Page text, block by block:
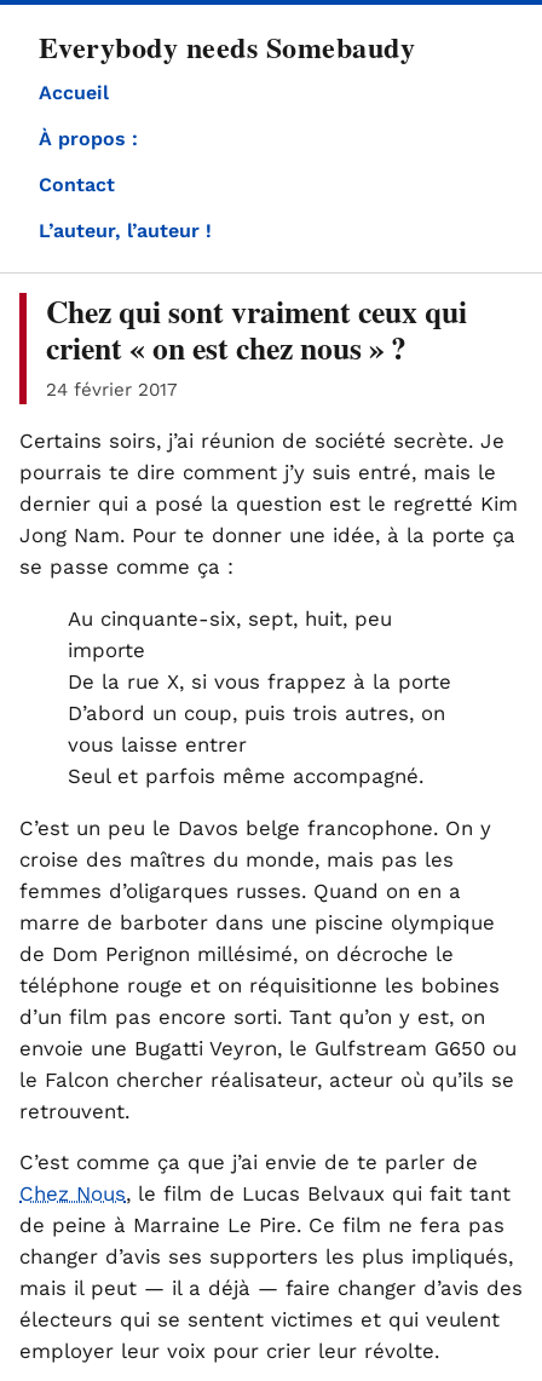
Everybody needs Somebaudy
Accueil
À propos :
Contact
L’auteur, l’auteur !
Chez qui sont vraiment ceux qui
crient « on est chez nous » ?
24 février 2017
Certains soirs, j’ai réunion de société secrète. Je
pourrais te dire comment j’y suis entré, mais le
dernier qui a posé la question est le regretté Kim
Jong Nam. Pour te donner une idée, à la porte ça
se passe comme ça :
Au cinquante-six, sept, huit, peu
importe
De la rue X, si vous frappez à la porte
D’abord un coup, puis trois autres, on
vous laisse entrer
Seul et parfois même accompagné.
C’est un peu le Davos belge francophone. On y
croise des maîtres du monde, mais pas les
femmes d’oligarques russes. Quand on en a
marre de barboter dans une piscine olympique
de Dom Perignon millésimé, on décroche le
téléphone rouge et on réquisitionne les bobines
d’un film pas encore sorti. Tant qu’on y est, on
envoie une Bugatti Veyron, le Gulfstream G650 ou
le Falcon chercher réalisateur, acteur où qu’ils se
retrouvent.
C’est comme ça que j’ai envie de te parler de
Chez Nous, le film de Lucas Belvaux qui fait tant
de peine à Marraine Le Pire. Ce film ne fera pas
changer d’avis ses supporters les plus impliqués,
mais il peut — il a déjà — faire changer d’avis des
électeurs qui se sentent victimes et qui veulent
employer leur voix pour crier leur révolte.